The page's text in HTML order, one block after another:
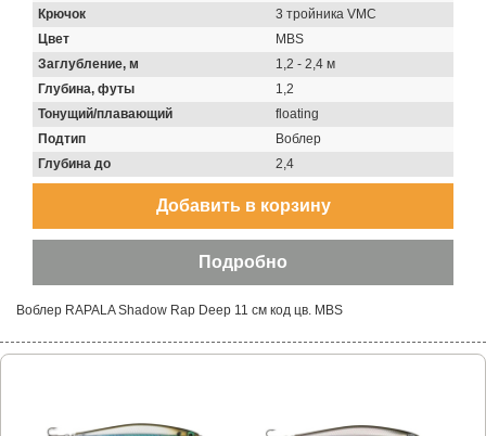
Крючок
3 тройника VMC
Цвет
MBS
Заглубление, м
1,2 - 2,4 м
Глубина, футы
1,2
Тонущий/плавающий
floating
Подтип
Воблер
Глубина до
2,4
Воблер RAPALA Shadow Rap Deep 11 см код цв. MBS